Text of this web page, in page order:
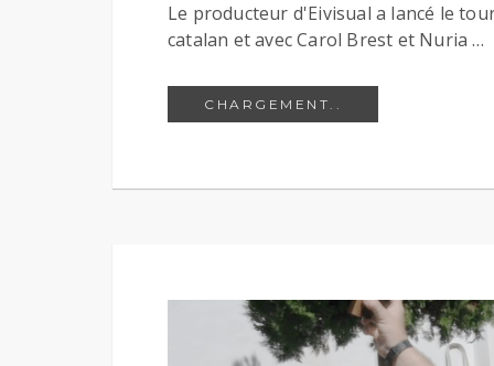
Le producteur d'Eivisual a lancé le
catalan et avec Carol Brest et Nuria …
CHARGEMENT..